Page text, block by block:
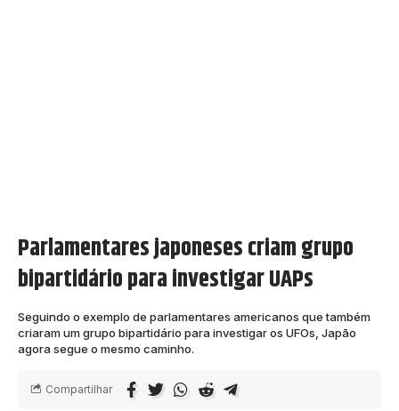
Parlamentares japoneses criam grupo
bipartidário para investigar UAPs
Seguindo o exemplo de parlamentares americanos que também
criaram um grupo bipartidário para investigar os UFOs, Japão
agora segue o mesmo caminho.
Compartilhar